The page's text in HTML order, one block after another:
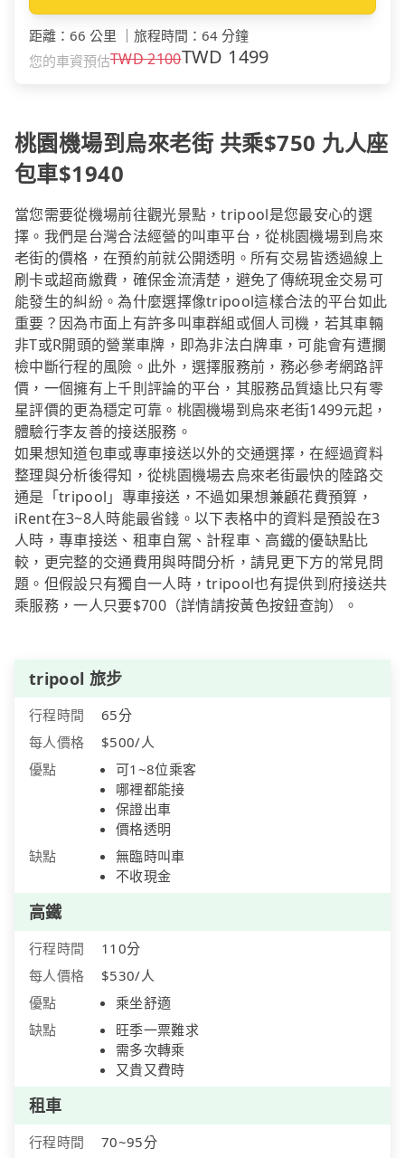
距離 ： 66 公里 旅程時間 ： 64 分鐘
您的車資預估TWD2100TWD 1499
桃園機場到烏來老街 共乘$750 九人座
包車$1940
當您需要從機場前往觀光景點，tripool是您最安心的選
擇。我們是台灣合法經營的叫車平台，從桃園機場到烏來
老街的價格，在預約前就公開透明。所有交易皆透過線上
刷卡或超商繳費，確保金流清楚，避免了傳統現金交易可
能發生的糾紛。為什麼選擇像tripool這樣合法的平台如此
重要？因為市面上有許多叫車群組或個人司機，若其車輛
非T或R開頭的營業車牌，即為非法白牌車，可能會有遭攔
檢中斷行程的風險。此外，選擇服務前，務必參考網路評
價，一個擁有上千則評論的平台，其服務品質遠比只有零
星評價的更為穩定可靠。桃園機場到烏來老街1499元起，
體驗行李友善的接送服務。
如果想知道包車或專車接送以外的交通選擇，在經過資料
整理與分析後得知，從桃園機場去烏來老街最快的陸路交
通是「tripool」專車接送，不過如果想兼顧花費預算，
iRent在3~8人時能最省錢。以下表格中的資料是預設在3
人時，專車接送、租車自駕、計程車、高鐵的優缺點比
較，更完整的交通費用與時間分析，請見更下方的常見問
題。但假設只有獨自一人時，tripool也有提供到府接送共
乘服務，一人只要$700（詳情請按黃色按鈕查詢）。
tripool 旅步
行程時間
65分
每人價格
$500/人
優點
可1~8位乘客
哪裡都能接
保證出車
價格透明
缺點
無臨時叫車
不收現金
高鐵
行程時間
110分
每人價格
$530/人
優點
乘坐舒適
缺點
旺季一票難求
需多次轉乘
又貴又費時
租車
行程時間
70~95分